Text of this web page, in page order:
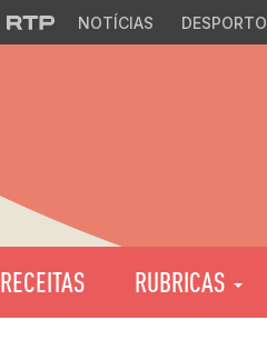
NOTÍCIAS DESPORTO
RECEITAS RUBRICAS